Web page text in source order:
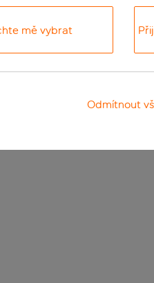
mě vybrat
Odmítnout